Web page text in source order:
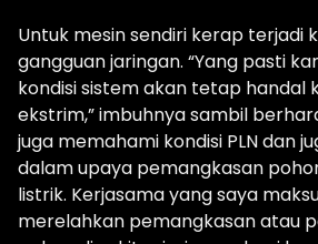
Untuk mesin sendiri kerap terjadi
gangguan jaringan. “Yang pasti
kondisi sistem akan tetap handal
ekstrim,” imbuhnya sambil
juga memahami kondisi PLN dan
dalam upaya pemangkasan
listrik. Kerjasama yang saya
merelahkan pemangkasan atau